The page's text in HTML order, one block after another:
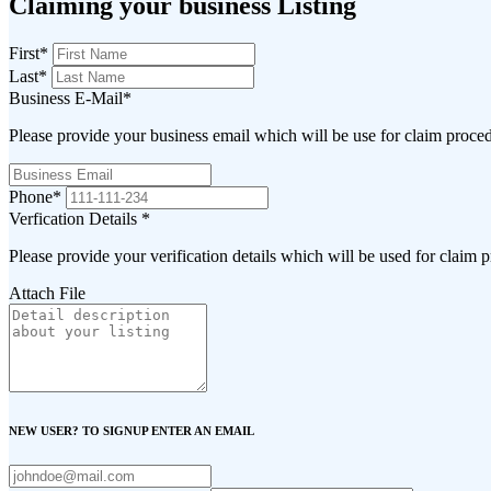
Claiming your business Listing
First*
Last*
Business E-Mail*
Please provide your business email which will be use for claim
Phone*
Verfication Details *
Please provide your verification details which will be used for claim
Attach File
NEW USER? TO SIGNUP ENTER AN EMAIL